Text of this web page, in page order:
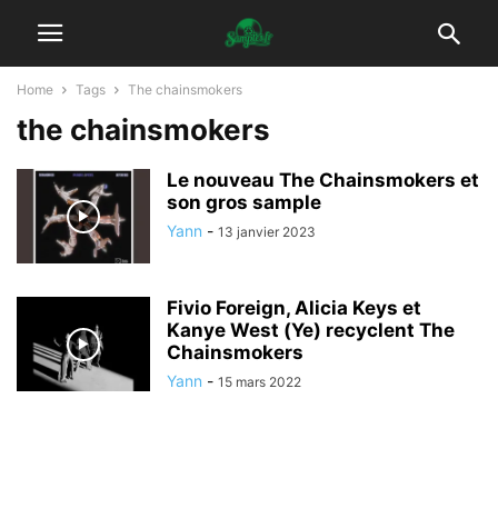
Home Tags The chainsmokers
the chainsmokers
Le nouveau The Chainsmokers et
son gros sample
Yann - 13 janvier 2023
Fivio Foreign, Alicia Keys et
Kanye West (Ye) recyclent The
Chainsmokers
Yann - 15 mars 2022